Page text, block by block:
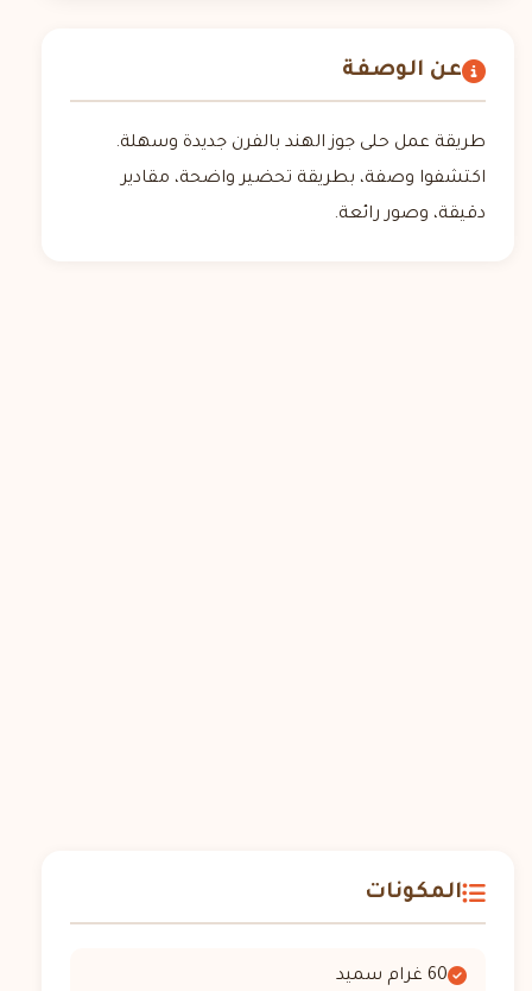
عن الوصفة
طريقة عمل حلى جوز الهند بالفرن جديدة وسهلة.
اكتشفوا وصفة، بطريقة تحضير واضحة، مقادير
دقيقة، وصور رائعة.
المكونات
60 غرام سميد